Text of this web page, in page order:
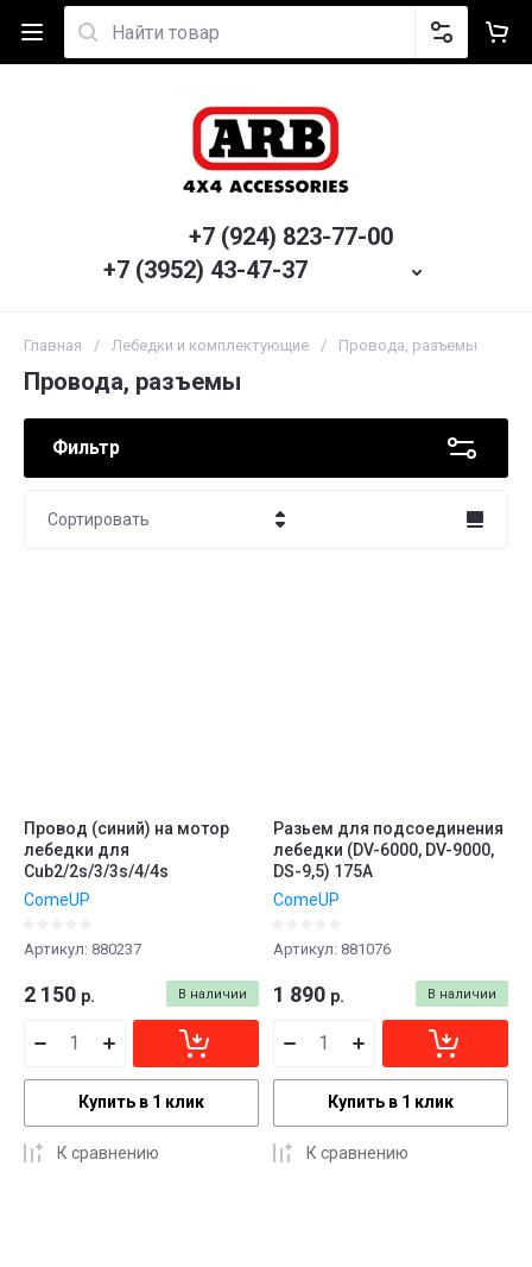
+7 (924) 823-77-00
+7 (3952) 43-47-37
Главная / Лебедки и комплектующие / Провода, разъемы
Провода, разъемы
Фильтр
Сортировать
Провод (синий) на мотор
лебедки для
Cub2/2s/3/3s/4/4s
ComeUP
Артикул: 880237
В наличии
2 150 р.
Купить в 1 клик
К сравнению
Разьем для подсоединения
лебедки (DV-6000, DV-9000,
DS-9,5) 175A
ComeUP
Артикул: 881076
В наличии
1 890 р.
Купить в 1 клик
К сравнению